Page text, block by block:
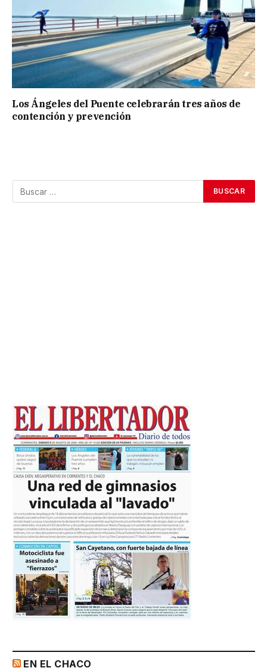
Los Ángeles del Puente celebrarán tres años de
contención y prevención
EN EL CHACO